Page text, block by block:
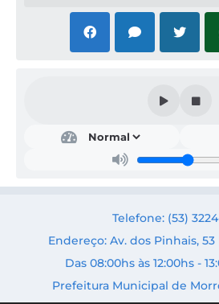
as,
o
Secr
etári
o:
Telefone: (53)
Endereço: Av. dos Pinhais, 53
Das 08:00hs às 12:00hs -
Prefeitura Municipal de